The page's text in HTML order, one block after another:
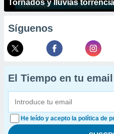
Tornados y lluvias
Síguenos
El Tiempo en tu email
He leído y acepto la política de